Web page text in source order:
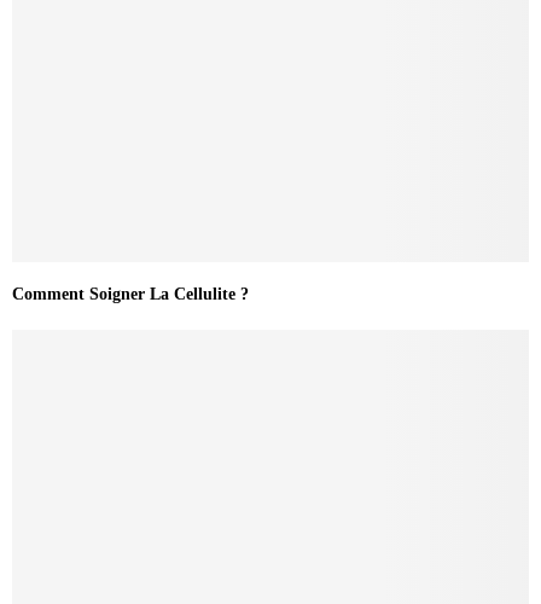
Comment Soigner La Cellulite ?